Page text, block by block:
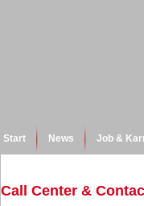
Start News Job &
Call Center &